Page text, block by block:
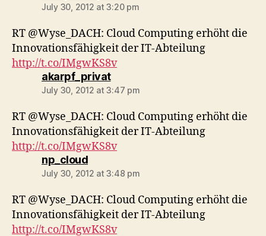
July 30, 2012 at 3:20 pm
RT @Wyse_DACH: Cloud Computing erhöht die
Innovationsfähigkeit der IT-Abteilung
http://t.co/IMgwKS8v
akarpf_privatsays:
July 30, 2012 at 3:47 pm
RT @Wyse_DACH: Cloud Computing erhöht die
Innovationsfähigkeit der IT-Abteilung
http://t.co/IMgwKS8v
np_cloudsays:
July 30, 2012 at 3:48 pm
RT @Wyse_DACH: Cloud Computing erhöht die
Innovationsfähigkeit der IT-Abteilung
http://t.co/IMgwKS8v